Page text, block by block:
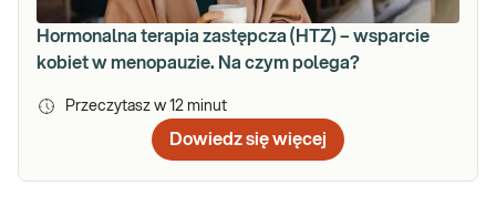
Hormonalna terapia zastępcza (HTZ) – wsparcie
kobiet w menopauzie. Na czym polega?
Przeczytasz w 12 minut
Dowiedz się więcej